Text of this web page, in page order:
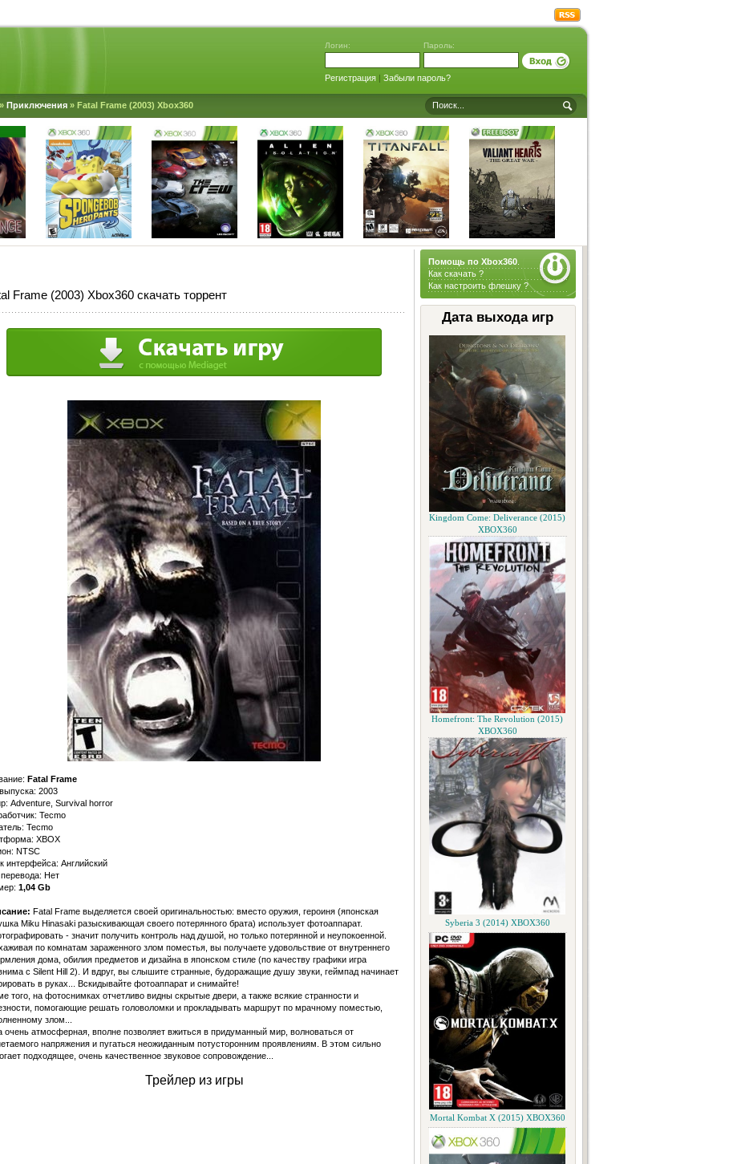
Логин: Пароль:
Регистрация| Забыли пароль?
Приключения» Fatal Frame (2003) Xbox360
Помощь по Xbox360.
Как скачать ?
Как настроить флешку ?
Дата выхода игр
Kingdom Come: Deliverance (2015)
XBOX360
Homefront: The Revolution (2015)
XBOX360
Syberia 3 (2014) XBOX360
Mortal Kombat X (2015) XBOX360
Frame (2003) Xbox360 скачать торрент
Fatal Frame
2003
Adventure, Survival horror
Tecmo
Tecmo
XBOX
NTSC
интерфейса: Английский
Нет
1,04 Gb
Fatal Frame выделяется своей оригинальностью: вместо оружия, героиня (японская
Miku Hinasaki разыскивающая своего потерянного брата) использует фотоаппарат.
- значит получить контроль над душой, но только потерянной и неупокоенной.
по комнатам зараженного злом поместья, вы получаете удовольствие от внутреннего
дома, обилия предметов и дизайна в японском стиле (по качеству графики игра
с Silent Hill 2). И вдруг, вы слышите странные, будоражащие душу звуки, геймпад начинает
в руках... Вскидывайте фотоаппарат и снимайте!
того, на фотоснимках отчетливо видны скрытые двери, а также всякие странности и
помогающие решать головоломки и прокладывать маршрут по мрачному поместью,
злом...
очень атмосферная, вполне позволяет вжиться в придуманный мир, волноваться от
напряжения и пугаться неожиданным потусторонним проявлениям. В этом сильно
подходящее, очень качественное звуковое сопровождение...
Трейлер из игры